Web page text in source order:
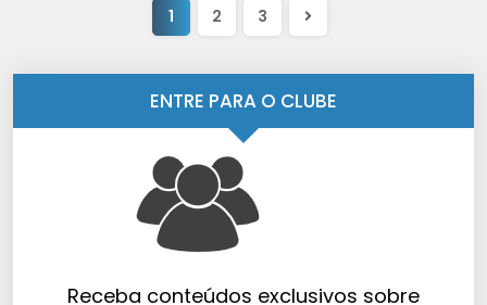
1 2 3
Próxima
ENTRE PARA O CLUBE
Receba conteúdos exclusivos sobre